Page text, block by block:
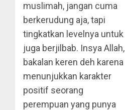
muslimah, jangan cuma
berkerudung aja, tapi
tingkatkan levelnya untuk
juga berjilbab. Insya Allah,
bakalan keren deh karena
menunjukkan karakter
positif seorang
perempuan yang punya